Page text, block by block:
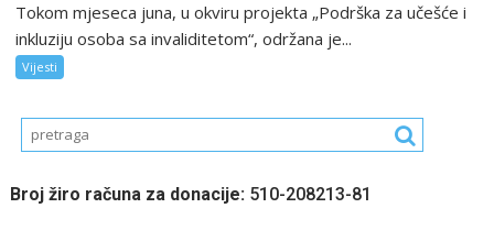
Tokom mjeseca juna, u okviru projekta „Podrška za učešće i
inkluziju osoba sa invaliditetom“, održana je...
Vijesti
Broj žiro računa za donacije: 510-208213-81